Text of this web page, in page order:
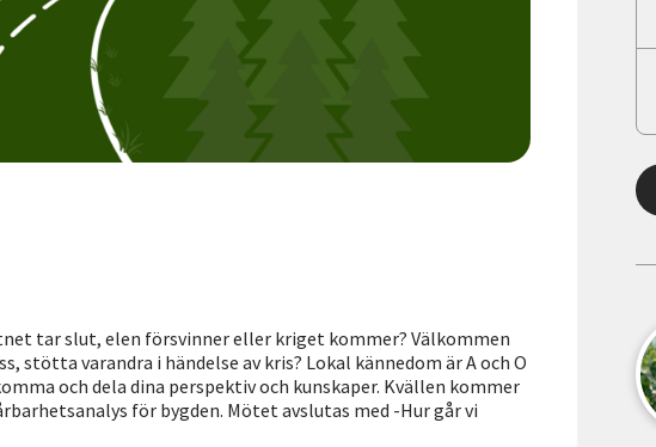
tar slut, elen försvinner eller kriget kommer? Välkommen
stötta varandra i händelse av kris? Lokal kännedom är A och O
och dela dina perspektiv och kunskaper. Kvällen kommer
för bygden. Mötet avslutas med -Hur går vi